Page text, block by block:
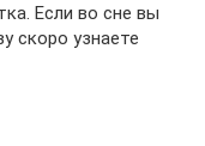
Если во сне вы
скоро узнаете